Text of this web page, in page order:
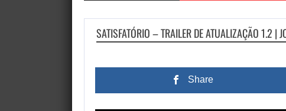
SATISFATÓRIO – TRAILER DE ATUALIZAÇÃO 1.2 |
Share